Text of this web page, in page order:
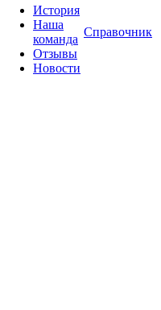
История
Наша
команда
Отзывы
Новости
Справочник